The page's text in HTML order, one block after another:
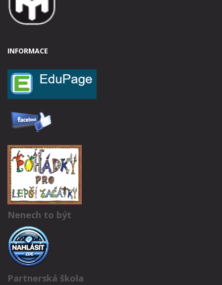
INFORMACE
Nenech to být
Partnerská škola